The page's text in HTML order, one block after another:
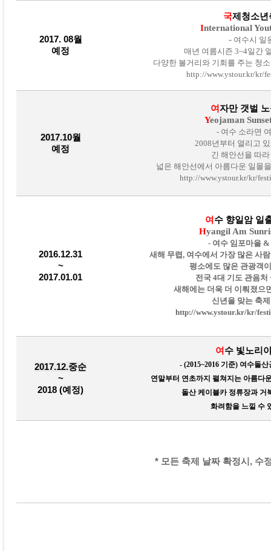
2017. 08월
예정
국제청소년
International
- 여수시 일
매년 여름시즌 3~4일간
다양한 볼거리와 기회를 주는 청
http://www.ystour.kr/kr/
2017.10월
예정
여자만 갯벌
Yeojaman
- 여수 소라면
2008년부터 열리고
긴 해안선을 따
넓은 해안선에서 아름다운 일몰
http://www.ystour.kr/kr/
2016.12.31
~
2017.01.01
여 수 향일암 일
Hyangil Am
- 여수 임포마을
새해 무렵, 여수에서 가장 많은 사
평소에도 많은 관광객
전국 4대 기도 관음처
새해에는 더욱 더 이뤄졌으
신년을 맞는 축
http://www.ystour.kr/kr/
2017.12.중순
~
2018 (예정)
여 수 빛노리
- (2015~2016 기준) 여수돌
연말부터 연초까지 펼쳐지는 아름다
돌산 케이블카 정류장과 거
화려함을 느낄 수
* 모든 축제 날짜 확정시, 수